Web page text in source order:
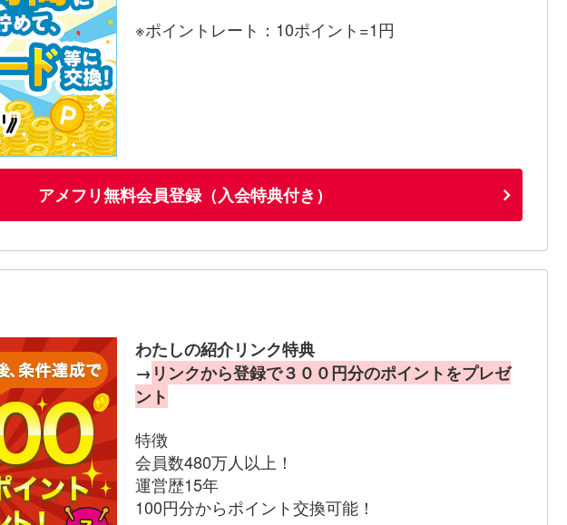
※ポイントレート：10ポイント=1円
アメフリ無料会員登録（入会特典付き）
わたしの紹介リンク特典
→ リンクから登録で３００円分のポイントをプレゼ
ント
特徴
会員数480万人以上！
運営歴15年
100円分からポイント交換可能！